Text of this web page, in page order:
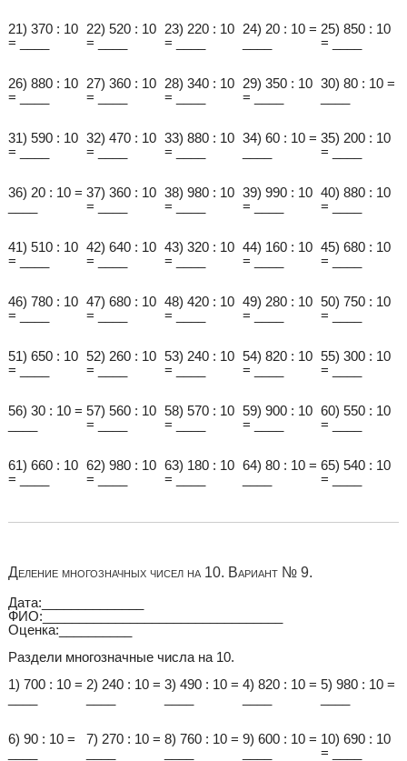
21) 370 : 10
= ____
22) 520 : 10
= ____
23) 220 : 10
= ____
24) 20 : 10 = 25) 850 : 10
= ____
26) 880 : 10
= ____
27) 360 : 10
= ____
28) 340 : 10
= ____
29) 350 : 10
= ____
30) 80 : 10 =
31) 590 : 10
= ____
32) 470 : 10
= ____
33) 880 : 10
= ____
34) 60 : 10 = 35) 200 : 10
= ____
36) 20 : 10 = 37) 360 : 10
= ____
38) 980 : 10
= ____
39) 990 : 10
= ____
40) 880 : 10
= ____
41) 510 : 10
= ____
42) 640 : 10
= ____
43) 320 : 10
= ____
44) 160 : 10
= ____
45) 680 : 10
= ____
46) 780 : 10
= ____
47) 680 : 10
= ____
48) 420 : 10
= ____
49) 280 : 10
= ____
50) 750 : 10
= ____
51) 650 : 10
= ____
52) 260 : 10
= ____
53) 240 : 10
= ____
54) 820 : 10
= ____
55) 300 : 10
= ____
56) 30 : 10 = 57) 560 : 10
= ____
58) 570 : 10
= ____
59) 900 : 10
= ____
60) 550 : 10
= ____
61) 660 : 10
= ____
62) 980 : 10
= ____
63) 180 : 10
= ____
64) 80 : 10 = 65) 540 : 10
= ____
Деление многозначных чисел на 10. Вариант № 9.
Дата:______________
ФИО:_________________________________
Оценка:__________
Раздели многозначные числа на 10.
1) 700 : 10 = 2) 240 : 10 = 3) 490 : 10 = 4) 820 : 10 = 5) 980 : 10 =
6) 90 : 10 =
7) 270 : 10 = 8) 760 : 10 = 9) 600 : 10 = 10) 690 : 10
= ____